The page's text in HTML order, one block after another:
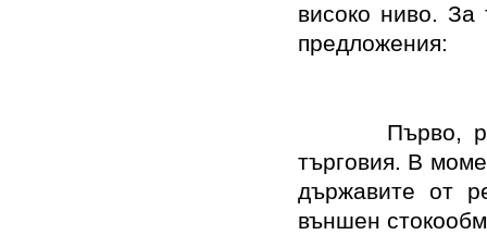
високо ниво. За
предложения:
Първо,
търговия. В
държавите от
външен